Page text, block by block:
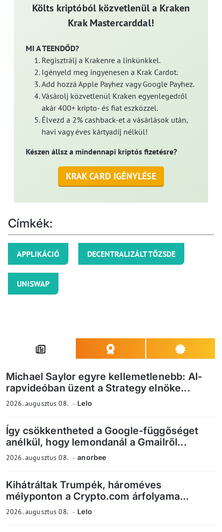
Költs kriptóból közvetlenül a Kraken
Krak Mastercarddal!
MI A TEENDŐD?
Regisztrálj a Krakenre a linkünkkel.
Igényeld meg ingyenesen a Krak Cardot.
Add hozzá Apple Payhez vagy Google Payhez.
Vásárolj közvetlenül Kraken egyenlegedről
akár 400+ kripto- és fiat eszközzel.
Élvezd a 2% cashback-et a vásárlások után,
havi vagy éves kártyadíj nélkül!
Készen állsz a mindennapi kriptós fizetésre?
KRAK CARD IGÉNYLÉSE
Címkék:
APPLIKÁCIÓ DECENTRALIZÁLT TŐZSDE
UNISWAP
Michael Saylor egyre kellemetlenebb: AI-
rapvideóban üzent a Strategy elnöke...
2026. augusztus 08. Lelo
Így csökkentheted a Google-függőséget
anélkül, hogy lemondanál a Gmailről...
2026. augusztus 08. anorbee
Kihátráltak Trumpék, hároméves
mélyponton a Crypto.com árfolyama...
2026. augusztus 08. Lelo